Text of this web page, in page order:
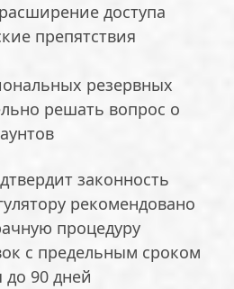
доступа
препятствия
резервных
решать вопрос о
законность
рекомендовано
процедуру
с предельным сроком
90 дней